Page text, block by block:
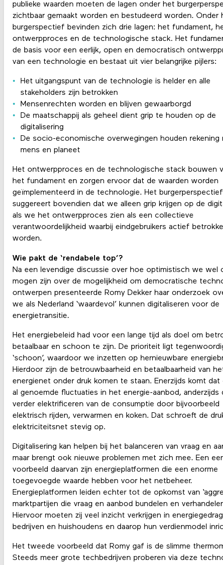
publieke waarden moeten de lagen onder het
zichtbaar gemaakt worden en bestudeerd worden. Onder
burgerspectief bevinden zich drie lagen: het fundament,
ontwerpproces en de technologische stack. Het
de basis voor een eerlijk, open en democratisch
van een technologie en bestaat uit vier belangrijke pijlers:
Het uitgangspunt van de technologie is helder en alle
stakeholders zijn betrokken
Mensenrechten worden en blijven gewaarborgd
De maatschappij als geheel dient grip te houden op de
digitalisering
De socio-economische overwegingen houden rekening
mens en planeet
Het ontwerpproces en de technologische stack bouwen
het fundament en zorgen ervoor dat de waarden worden
geïmplementeerd in de technologie. Het burgerperspectief
suggereert bovendien dat we alleen grip krijgen op de
als we het ontwerpproces zien als een collectieve
verantwoordelijkheid waarbij eindgebruikers actief
worden.
Wie pakt de ‘rendabele top’?
Na een levendige discussie over hoe optimistisch we wel
mogen zijn over de mogelijkheid om democratische
ontwerpen presenteerde Romy Dekker haar onderzoek
we als Nederland ‘waardevol’ kunnen digitaliseren voor de
energietransitie.
Het energiebeleid had voor een lange tijd als doel om
betaalbaar en schoon te zijn. De prioriteit ligt
‘schoon’, waardoor we inzetten op hernieuwbare
Hierdoor zijn de betrouwbaarheid en betaalbaarheid van
energienet onder druk komen te staan. Enerzijds komt dat
al genoemde fluctuaties in het energie-aanbod, anderzijds
verder elektrificeren van de consumptie door bijvoorbeeld
elektrisch rijden, verwarmen en koken. Dat schroeft de
elektriciteitsnet stevig op.
Digitalisering kan helpen bij het balanceren van vraag en
maar brengt ook nieuwe problemen met zich mee. Een
voorbeeld daarvan zijn energieplatformen die een enorme
toegevoegde waarde hebben voor het netbeheer.
Energieplatformen leiden echter tot de opkomst van
marktpartijen die vraag en aanbod bundelen en
Hiervoor moeten zij veel inzicht verkrijgen in
bedrijven en huishoudens en daarop hun verdienmodel
Het tweede voorbeeld dat Romy gaf is de slimme
Steeds meer grote techbedrijven proberen via deze